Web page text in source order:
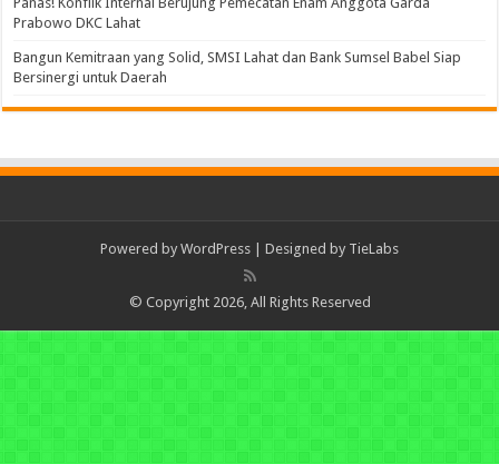
Prabowo DKC Lahat
Bangun Kemitraan yang Solid, SMSI Lahat dan Bank Sumsel Babel Siap
Bersinergi untuk Daerah
Powered by WordPress | Designed by TieLabs
© Copyright 2026, All Rights Reserved